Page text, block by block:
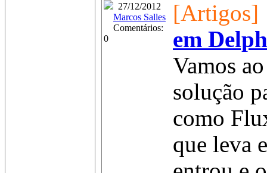
27/12/2012
Marcos Salles
Comentários:
0
[Artigos]
em
Vamos
solução
como
que leva